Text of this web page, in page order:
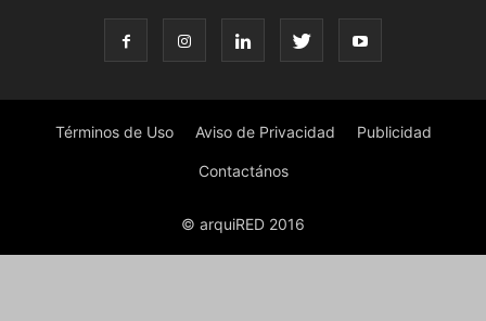
Términos de Uso Aviso de Privacidad Publicidad
Contactános
© arquiRED 2016